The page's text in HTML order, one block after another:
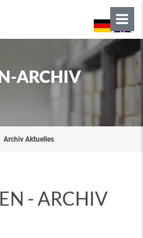
ARCHIV
Archiv Aktuelles
- ARCHIV